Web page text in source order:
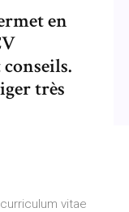
en
très
vitae